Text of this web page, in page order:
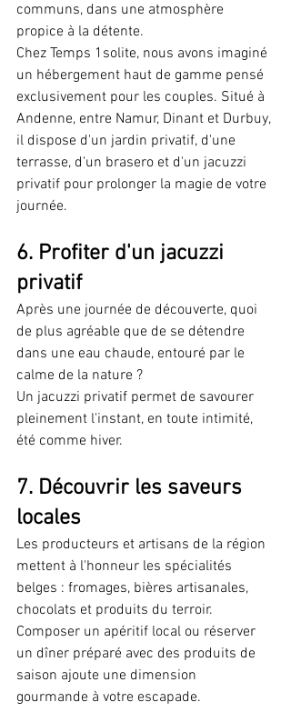
communs, dans une atmosphère
propice à la détente.
Chez Temps 1solite, nous avons imaginé
un hébergement haut de gamme pensé
exclusivement pour les couples. Situé à
Andenne, entre Namur, Dinant et Durbuy,
il dispose d'un jardin privatif, d'une
terrasse, d'un brasero et d'un jacuzzi
privatif pour prolonger la magie de votre
journée.
6. Profiter d'un jacuzzi
privatif
Après une journée de découverte, quoi
de plus agréable que de se détendre
dans une eau chaude, entouré par le
calme de la nature ?
Un jacuzzi privatif permet de savourer
pleinement l'instant, en toute intimité,
été comme hiver.
7. Découvrir les saveurs
locales
Les producteurs et artisans de la région
mettent à l'honneur les spécialités
belges : fromages, bières artisanales,
chocolats et produits du terroir.
Composer un apéritif local ou réserver
un dîner préparé avec des produits de
saison ajoute une dimension
gourmande à votre escapade.